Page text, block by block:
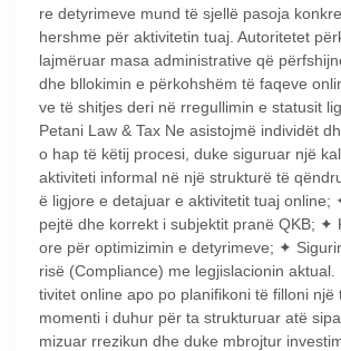
re detyrimeve mund të sjellë pasoja
hershme për aktivitetin tuaj. Autoritetet
lajmëruar masa administrative që
dhe bllokimin e përkohshëm të faqeve
ve të shitjes deri në rregullimin e statusit
Petani Law & Tax Ne asistojmë individët
o hap të këtij procesi, duke siguruar një
aktiviteti informal në një strukturë të
ë ligjore e detajuar e aktivitetit tuaj online;
pejtë dhe korrekt i subjektit pranë QKB; ✦
ore për optimizimin e detyrimeve; ✦
risë (Compliance) me legjislacionin
tivitet online apo po planifikoni të filloni një
momenti i duhur për ta strukturuar atë
mizuar rrezikun dhe duke mbrojtur